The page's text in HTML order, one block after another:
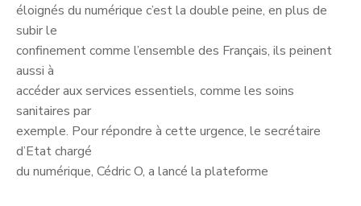
éloignés du numérique c’est la double peine, en plus de
subir le
confinement comme l’ensemble des Français, ils peinent
aussi à
accéder aux services essentiels, comme les soins
sanitaires par
exemple. Pour répondre à cette urgence, le secrétaire
d’Etat chargé
du numérique, Cédric O, a lancé la plateforme